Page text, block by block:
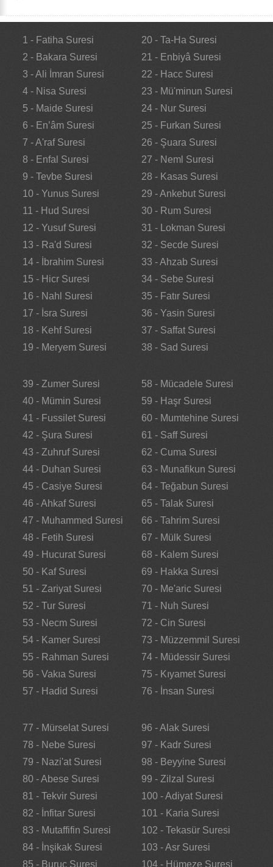
1 - Fatiha Suresi
2 - Bakara Suresi
3 - Ali İmran Suresi
4 - Nisa Suresi
5 - Maide Suresi
6 - En’âm Suresi
7 - A'raf Suresi
8 - Enfal Suresi
9 - Tevbe Suresi
10 - Yunus Suresi
11 - Hud Suresi
12 - Yusuf Suresi
13 - Ra'd Suresi
14 - İbrahim Suresi
15 - Hicr Suresi
16 - Nahl Suresi
17 - İsra Suresi
18 - Kehf Suresi
19 - Meryem Suresi
20 - Ta-Ha Suresi
21 - Enbiyâ Suresi
22 - Hacc Suresi
23 - Mü'minun Suresi
24 - Nur Suresi
25 - Furkan Suresi
26 - Şuara Suresi
27 - Neml Suresi
28 - Kasas Suresi
29 - Ankebut Suresi
30 - Rum Suresi
31 - Lokman Suresi
32 - Secde Suresi
33 - Ahzab Suresi
34 - Sebe Suresi
35 - Fatır Suresi
36 - Yasin Suresi
37 - Saffat Suresi
38 - Sad Suresi
39 - Zumer Suresi
40 - Mümin Suresi
41 - Fussilet Suresi
42 - Şura Suresi
43 - Zuhruf Suresi
44 - Duhan Suresi
45 - Casiye Suresi
46 - Ahkaf Suresi
47 - Muhammed Suresi
48 - Fetih Suresi
49 - Hucurat Suresi
50 - Kaf Suresi
51 - Zariyat Suresi
52 - Tur Suresi
53 - Necm Suresi
54 - Kamer Suresi
55 - Rahman Suresi
56 - Vakıa Suresi
57 - Hadid Suresi
58 - Mücadele Suresi
59 - Haşr Suresi
60 - Mumtehine Suresi
61 - Saff Suresi
62 - Cuma Suresi
63 - Munafikun Suresi
64 - Teğabun Suresi
65 - Talak Suresi
66 - Tahrim Suresi
67 - Mülk Suresi
68 - Kalem Suresi
69 - Hakka Suresi
70 - Me'aric Suresi
71 - Nuh Suresi
72 - Cin Suresi
73 - Müzzemmil Suresi
74 - Müdessir Suresi
75 - Kıyamet Suresi
76 - İnsan Suresi
77 - Mürselat Suresi
78 - Nebe Suresi
79 - Nazi'at Suresi
80 - Abese Suresi
81 - Tekvir Suresi
82 - İnfitar Suresi
83 - Mutaffifin Suresi
84 - İnşikak Suresi
85 - Buruc Suresi
96 - Alak Suresi
97 - Kadr Suresi
98 - Beyyine Suresi
99 - Zilzal Suresi
100 - Adiyat Suresi
101 - Karia Suresi
102 - Tekasür Suresi
103 - Asr Suresi
104 - Hümeze Suresi